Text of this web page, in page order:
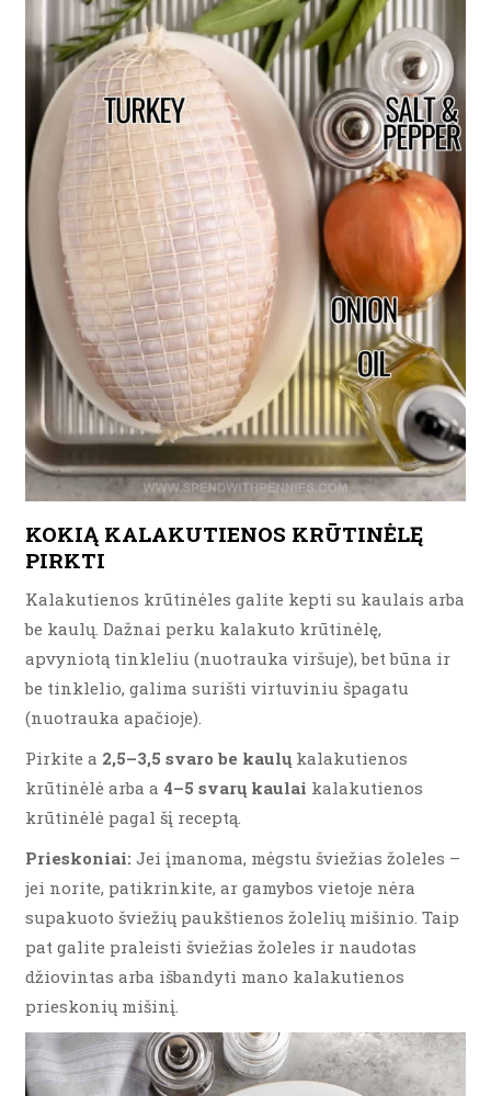
KOKIĄ KALAKUTIENOS KRŪTINĖLĘ
PIRKTI
Kalakutienos krūtinėles galite kepti su kaulais arba
be kaulų. Dažnai perku kalakuto krūtinėlę,
apvyniotą tinkleliu (nuotrauka viršuje), bet būna ir
be tinklelio, galima surišti virtuviniu špagatu
(nuotrauka apačioje).
Pirkite a 2,5–3,5 svaro be kaulų kalakutienos
krūtinėlė arba a 4–5 svarų kaulai kalakutienos
krūtinėlė pagal šį receptą.
Prieskoniai: Jei įmanoma, mėgstu šviežias žoleles –
jei norite, patikrinkite, ar gamybos vietoje nėra
supakuoto šviežių paukštienos žolelių mišinio. Taip
pat galite praleisti šviežias žoleles ir naudotas
džiovintas arba išbandyti mano kalakutienos
prieskonių mišinį.